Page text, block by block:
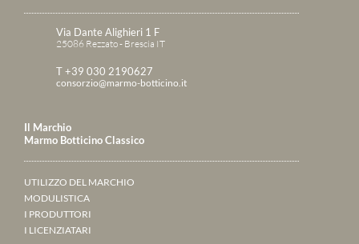
Via Dante Alighieri 1 F
25086 Rezzato - Brescia IT
T +39 030 2190627
consorzio@marmo-botticino.it
Il Marchio
Marmo Botticino Classico
UTILIZZO DEL MARCHIO
MODULISTICA
I PRODUTTORI
I LICENZIATARI